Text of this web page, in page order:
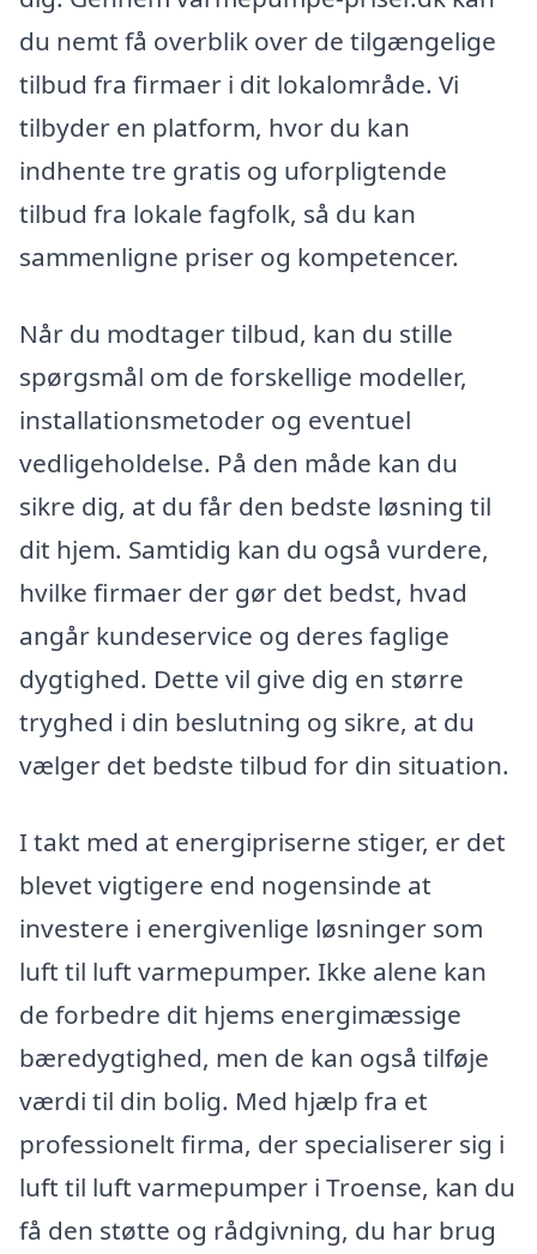
du nemt få overblik over de tilgængelige
tilbud fra firmaer i dit lokalområde. Vi
tilbyder en platform, hvor du kan
indhente tre gratis og uforpligtende
tilbud fra lokale fagfolk, så du kan
sammenligne priser og kompetencer.
Når du modtager tilbud, kan du stille
spørgsmål om de forskellige modeller,
installationsmetoder og eventuel
vedligeholdelse. På den måde kan du
sikre dig, at du får den bedste løsning til
dit hjem. Samtidig kan du også vurdere,
hvilke firmaer der gør det bedst, hvad
angår kundeservice og deres faglige
dygtighed. Dette vil give dig en større
tryghed i din beslutning og sikre, at du
vælger det bedste tilbud for din situation.
I takt med at energipriserne stiger, er det
blevet vigtigere end nogensinde at
investere i energivenlige løsninger som
luft til luft varmepumper. Ikke alene kan
de forbedre dit hjems energimæssige
bæredygtighed, men de kan også tilføje
værdi til din bolig. Med hjælp fra et
professionelt firma, der specialiserer sig i
luft til luft varmepumper i Troense, kan du
få den støtte og rådgivning, du har brug